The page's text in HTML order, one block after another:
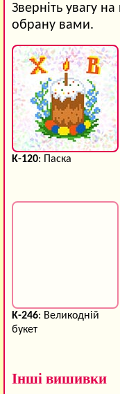
Зверніть увагу
обрану вами.
K-120: Паска
K-246: Великодній
букет
Інші вишивки